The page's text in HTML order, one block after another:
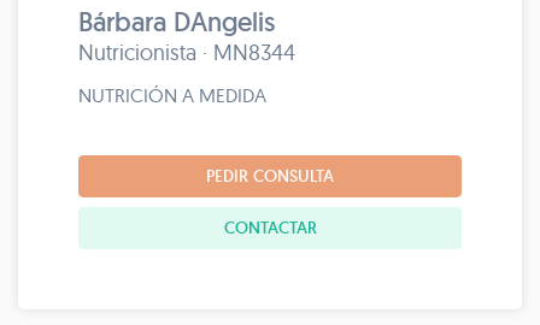
Bárbara DAngelis
Nutricionista · MN8344
NUTRICIÓN A MEDIDA
PEDIR CONSULTA
CONTACTAR